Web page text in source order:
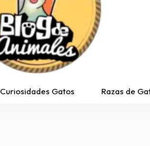
Curiosidades Gatos Razas de